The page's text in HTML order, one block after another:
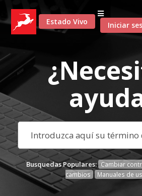
Estado Vivo Iniciar
Busquedas Populares: Cambiar
cambios
Manuales de